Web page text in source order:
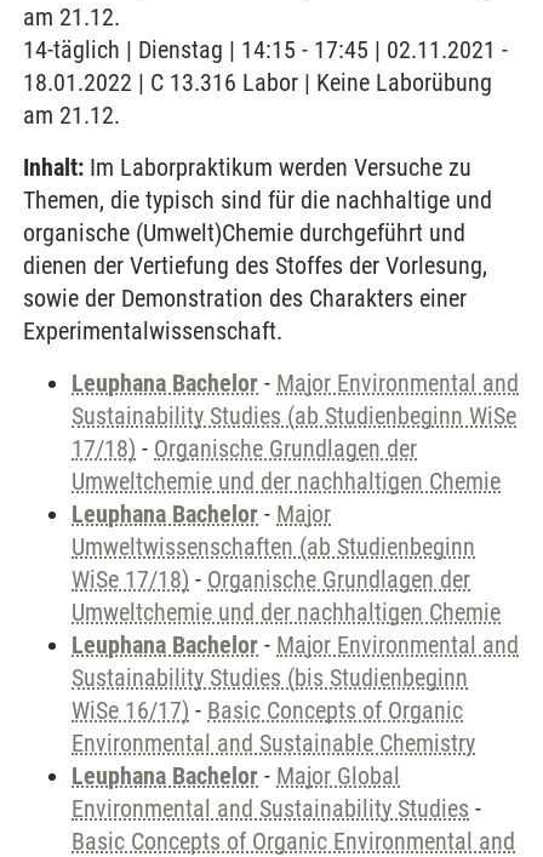
am 21.12.
14-täglich | Dienstag | 14:15 - 17:45 | 02.11.2021 -
18.01.2022 | C 13.316 Labor | Keine Laborübung
am 21.12.
Inhalt: Im Laborpraktikum werden Versuche zu
Themen, die typisch sind für die nachhaltige und
organische (Umwelt)Chemie durchgeführt und
dienen der Vertiefung des Stoffes der Vorlesung,
sowie der Demonstration des Charakters einer
Experimentalwissenschaft.
Leuphana Bachelor - Major Environmental and
Sustainability Studies (ab Studienbeginn WiSe
17/18) - Organische Grundlagen der
Umweltchemie und der nachhaltigen Chemie
Leuphana Bachelor - Major
Umweltwissenschaften (ab Studienbeginn
WiSe 17/18) - Organische Grundlagen der
Umweltchemie und der nachhaltigen Chemie
Leuphana Bachelor - Major Environmental and
Sustainability Studies (bis Studienbeginn
WiSe 16/17) - Basic Concepts of Organic
Environmental and Sustainable Chemistry
Leuphana Bachelor - Major Global
Environmental and Sustainability Studies -
Basic Concepts of Organic Environmental and